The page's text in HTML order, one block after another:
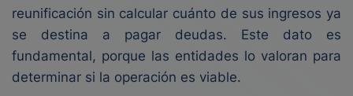
reunificación sin calcular cuánto de sus ingresos ya
se destina a pagar deudas. Este dato es
fundamental, porque las entidades lo valoran para
determinar si la operación es viable.